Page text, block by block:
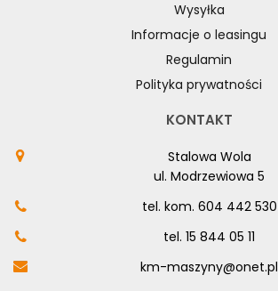
Wysyłka
Informacje o leasingu
Regulamin
Polityka prywatności
KONTAKT
Stalowa Wola
ul. Modrzewiowa 5
tel. kom. 604 442 530
tel. 15 844 05 11
km-maszyny@onet.pl